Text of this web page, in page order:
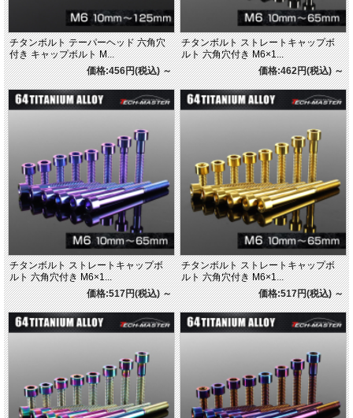
チタンボルト テーパーヘッド 六角穴
付き キャップボルト M...
価格:456円(税込)～
チタンボルト ストレートキャップボ
ルト 六角穴付き M6×1...
価格:462円(税込)～
チタンボルト ストレートキャップボ
ルト 六角穴付き M6×1...
価格:517円(税込)～
チタンボルト ストレートキャップボ
ルト 六角穴付き M6×1...
価格:517円(税込)～